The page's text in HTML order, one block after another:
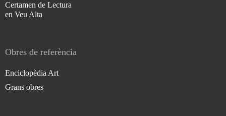
Certamen de Lectura
en Veu Alta
Obres de referència
Enciclopèdia Art
Grans obres